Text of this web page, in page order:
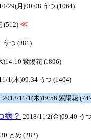
29(月)00:08 うつ (1064)
(512) ≪
うつ (381)
)14:10 紫陽花 (1896)
1(木)09:34 うつ (1404)
2018/11/1(木)19:56 紫陽花
病？ 2018/11/2(金)09:40 う
とめ (282)